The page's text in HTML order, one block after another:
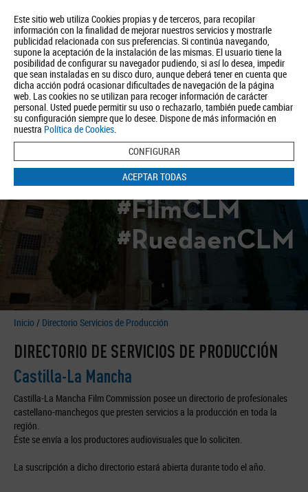
Este sitio web utiliza Cookies propias y de terceros, para recopilar
información con la finalidad de mejorar nuestros servicios y mostrarle
publicidad relacionada con sus preferencias. Si continúa navegando,
supone la aceptación de la instalación de las mismas. El usuario tiene la
posibilidad de configurar su navegador pudiendo, si así lo desea, impedir
que sean instaladas en su disco duro, aunque deberá tener en cuenta que
dicha acción podrá ocasionar dificultades de navegación de la página
web. Las cookies no se utilizan para recoger información de carácter
personal. Usted puede permitir su uso o rechazarlo, también puede cambiar
su configuración siempre que lo desee. Dispone de más información en
nuestra Política de Cookies.
CONFIGURAR
ACEPTAR TODAS
Quiénes somos Turismo Política de Privacidad Aviso Legal
Política de Cookies
BUSCAR
#FilmCLM
#RuedaenCLM
Inicio / Directorio Servicios de Producción
DIRECTORIO DE SERVICIOS DE PRODUCCIÓN
Castilla-La Mancha
Castilla-La Mancha Film Commission posee un directorio de profesionales
castellano-manchegos que presten servicios a la producción en toda la
región.
Éste se envía a los productores audiovisuales que lo soliciten.
La suscripción a dicho directorio estará abierta durante todo el año.